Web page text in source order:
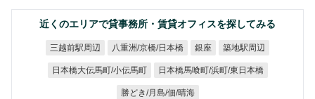
近くのエリアで貸事務所・賃貸オフィスを探してみる
三越前駅周辺 八重洲/京橋/日本橋 銀座 築地駅周辺
日本橋大伝馬町/小伝馬町 日本橋馬喰町/浜町/東日本橋
勝どき/月島/佃/晴海